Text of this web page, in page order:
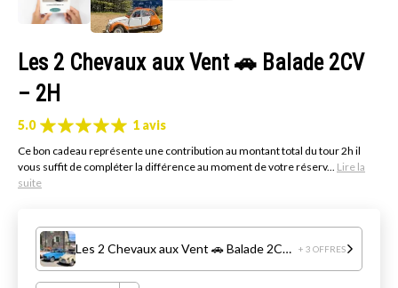
Les 2 Chevaux aux Vent 🚗 Balade 2CV
– 2H
5.0 1 avis
Ce bon cadeau représente une contribution au montant total du tour 2h il
vous suffit de compléter la différence au moment de votre réserv... Lire la
suite
Les 2 Chevaux aux Vent 🚗 Balade 2CV – 2H + 3 OFFRES